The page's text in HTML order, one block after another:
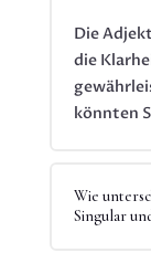
Die
die
könnten
Wie
Singular